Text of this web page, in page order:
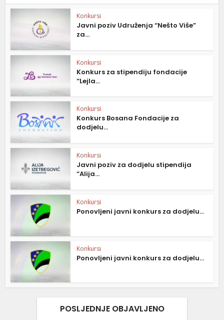
Konkursi
Javni poziv Udruženja “Nešto Više”
za...
Konkursi
Konkurs za stipendiju fondacije
“Lejla...
Konkursi
Konkurs Bosana Fondacije za
dodjelu...
Konkursi
Javni poziv za dodjelu stipendija
“Alija...
Konkursi
Ponovljeni javni konkurs za dodjelu...
Konkursi
Ponovljeni javni konkurs za dodjelu...
POSLJEDNJE OBJAVLJENO